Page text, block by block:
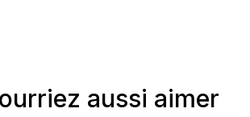
aussi aimer